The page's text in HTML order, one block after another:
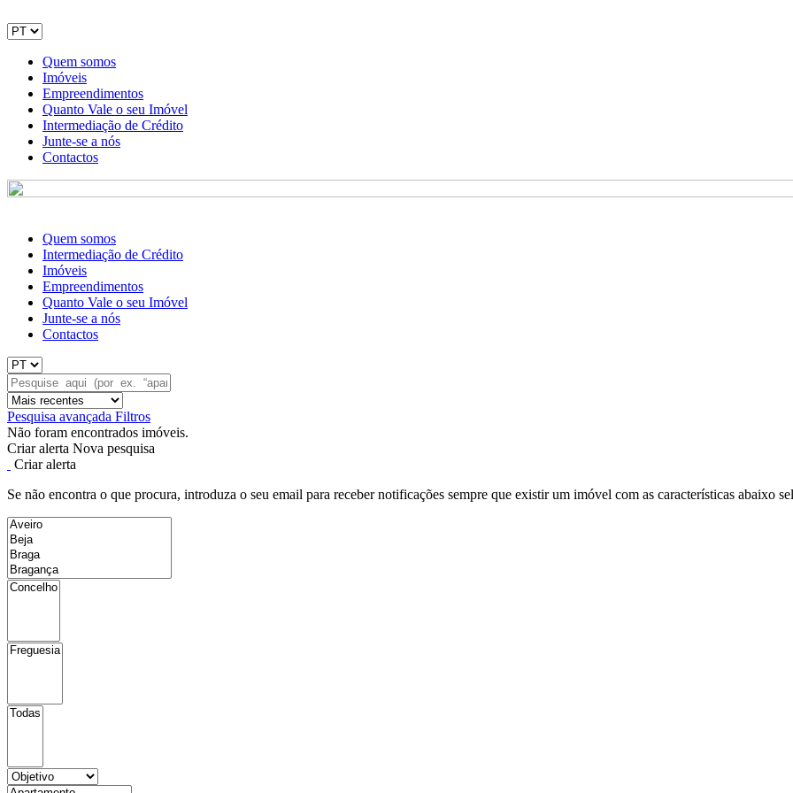
Quem somos
Imóveis
Empreendimentos
Quanto Vale o seu Imóvel
Intermediação de Crédito
Junte-se a nós
Contactos
Quem somos
Intermediação de Crédito
Imóveis
Empreendimentos
Quanto Vale o seu Imóvel
Junte-se a nós
Contactos
Pesquisa avançada Filtros
Não foram encontrados imóveis.
Criar alerta Nova pesquisa
Criar alerta
Se não encontra o que procura, introduza o seu email para receber notificações sempre que existir um imóvel com as características abaixo